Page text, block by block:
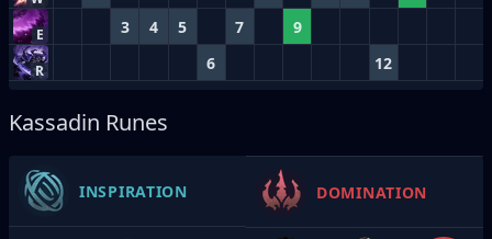
E 3 4 5 7 9
R 6 12
Kassadin Runes
INSPIRATION DOMINATION